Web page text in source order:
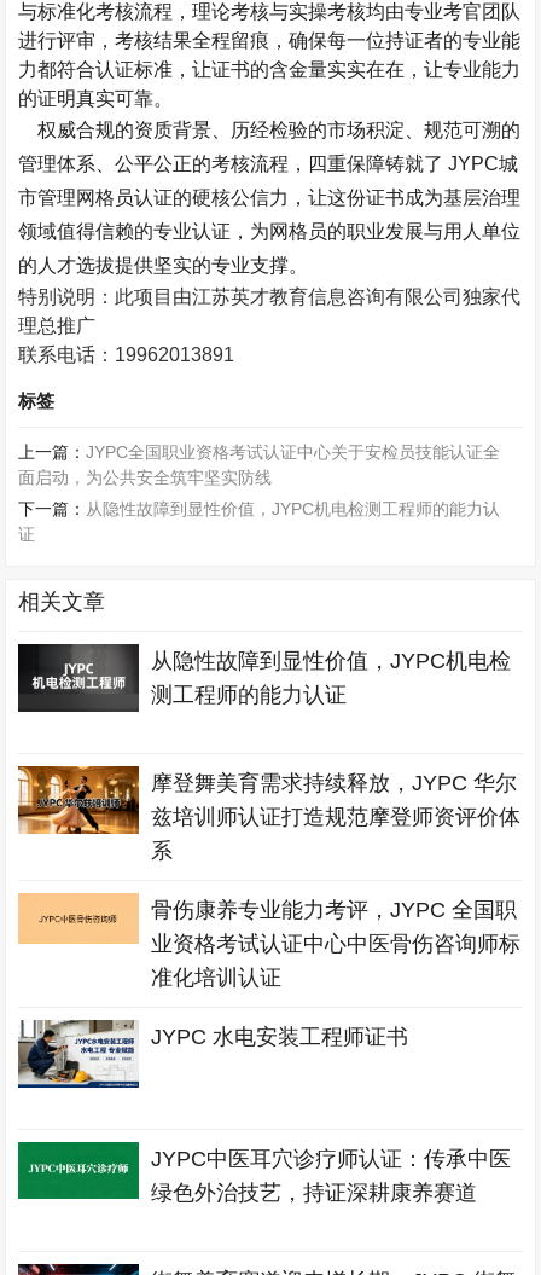
与标准化考核流程，理论考核与实操考核均由专业考官团队
进行评审，考核结果全程留痕，确保每一位持证者的专业能
力都符合认证标准，让证书的含金量实实在在，让专业能力
的证明真实可靠。
权威合规的资质背景、历经检验的市场积淀、规范可溯的
管理体系、公平公正的考核流程，四重保障铸就了 JYPC城
市管理网格员认证的硬核公信力，让这份证书成为基层治理
领域值得信赖的专业认证，为网格员的职业发展与用人单位
的人才选拔提供坚实的专业支撑。
特别说明：此项目由江苏英才教育信息咨询有限公司独家代
理总推广
联系电话： 19962013891
标签
上一篇：JYPC全国职业资格考试认证中心关于安检员技能认证全
面启动，为公共安全筑牢坚实防线
下一篇： 从隐性故障到显性价值，JYPC机电检测工程师的能力认
证
相关文章
从隐性故障到显性价值，JYPC机电检
测工程师的能力认证
摩登舞美育需求持续释放，JYPC 华尔
兹培训师认证打造规范摩登师资评价体
系
骨伤康养专业能力考评，JYPC 全国职
业资格考试认证中心中医骨伤咨询师标
准化培训认证
JYPC 水电安装工程师证书
JYPC中医耳穴诊疗师认证：传承中医
绿色外治技艺，持证深耕康养赛道